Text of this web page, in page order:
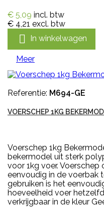
€ 5,09 incl. btw
€ 4,21 excl. btw
 In winkelwagen
Meer
Referentie: M694-GE
VOERSCHEP 1KG
Voerschep 1kg
bekermodel uit sterk
voor 1kg voer.
eenvoudig in de voerbak
gebruiken is het
hoeveelheid voer
verkrijgbaar in de kleur